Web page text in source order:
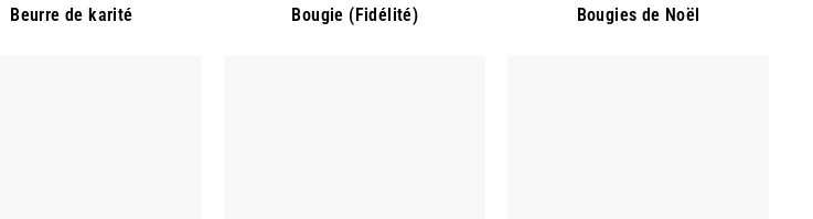
Beurre de karité Bougie (Fidélité) Bougies de Noël